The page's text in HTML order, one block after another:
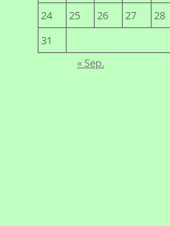
24
25 26 27 28
31
« Sep.